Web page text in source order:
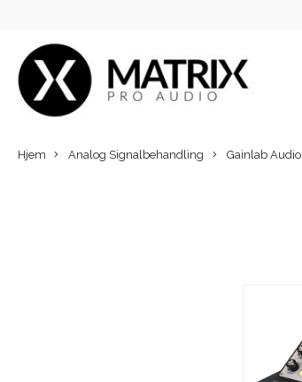
Hjem Analog Signalbehandling Gainlab Audio